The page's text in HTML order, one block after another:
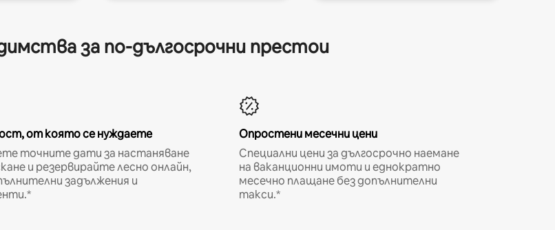
за по-дългосрочни престои
от която се нуждаете
точните дати за настаняване
и резервирайте лесно онлайн,
задължения и
Опростени месечни цени
Специални цени за дългосрочно наемане
на ваканционни имоти и еднократно
месечно плащане без допълнителни
такси.*